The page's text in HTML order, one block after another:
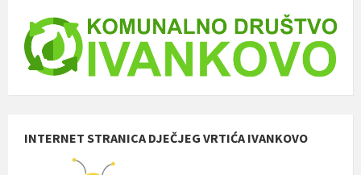
INTERNET STRANICA DJEČJEG VRTIĆA IVANKOVO